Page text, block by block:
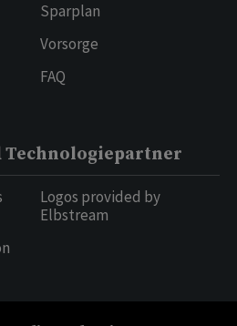
Sparplan
Vorsorge
FAQ
Technologiepartner
Logos provided by
Elbstream